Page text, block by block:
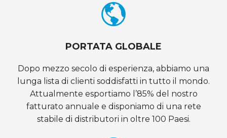
PORTATA GLOBALE
Dopo mezzo secolo di esperienza, abbiamo una
lunga lista di clienti soddisfatti in tutto il mondo.
Attualmente esportiamo l’85% del nostro
fatturato annuale e disponiamo di una rete
stabile di distributori in oltre 100 Paesi.